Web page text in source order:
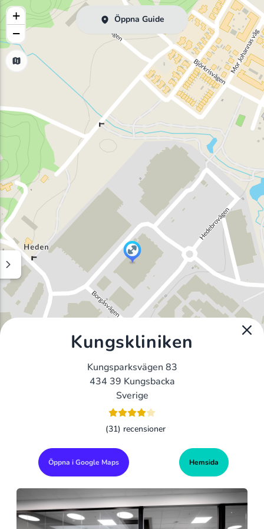
Öppna Guide
+
−
Kungskliniken
Kungsparksvägen 83
434 39 Kungsbacka
Sverige
(31) recensioner
Öppna i Google Maps Hemsida
Alla Gym I Sverige Sveriges Ledande Gymkedjor